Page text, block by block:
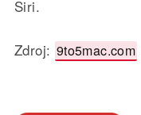
Siri.
Zdroj: 9to5mac.com